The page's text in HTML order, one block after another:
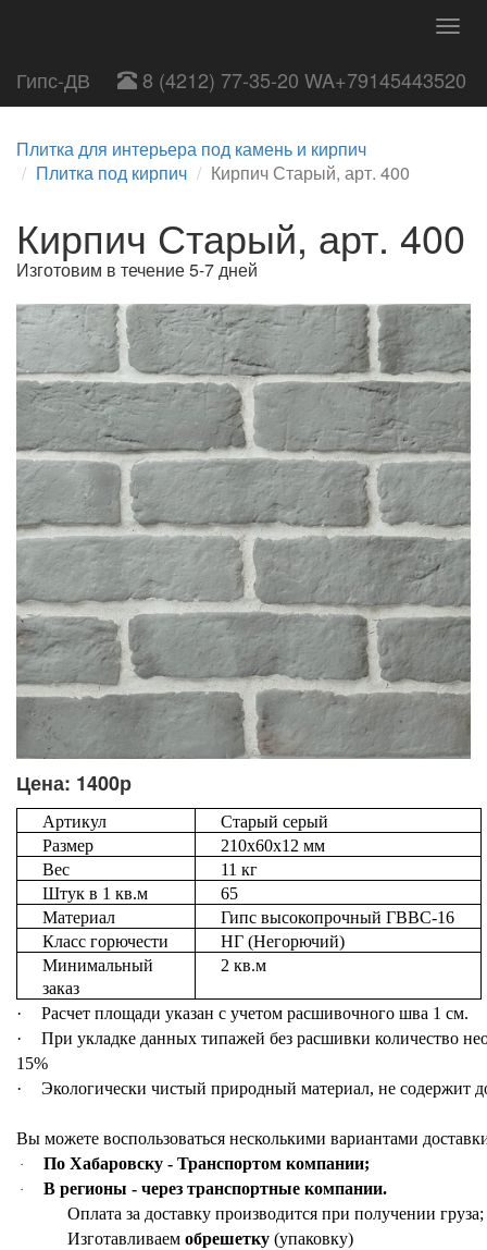
Гипс-ДВ 8 (4212) 77-35-20 WA+79145443520
Плитка для интерьера под камень и кирпич
Плитка под кирпич
Кирпич Старый, арт. 400
Кирпич Старый, арт. 400
Изготовим в течение 5-7 дней
Цена: 1400р
Артикул Старый серый
Размер
210х60х12мм
Вес
11кг
Штук в 1кв.м 65
Материал Гипс высокопрочный ГВВС-16
Класс горючести НГ (Негорючий)
Минимальный
заказ
2кв.м
· Расчет площади указан с учетом расшивочного шва 1 см.
·
При укладке данных типажей без расшивки количество
15%
·
Экологически чистый природный материал, не содержит
Вы можете воспользоваться несколькими вариантами
· По Хабаровску - Транспортом компании;
· В регионы - через транспортные компании.
Оплата за доставку производится при получении груза
Изготавливаем обрешетку (упаковку)